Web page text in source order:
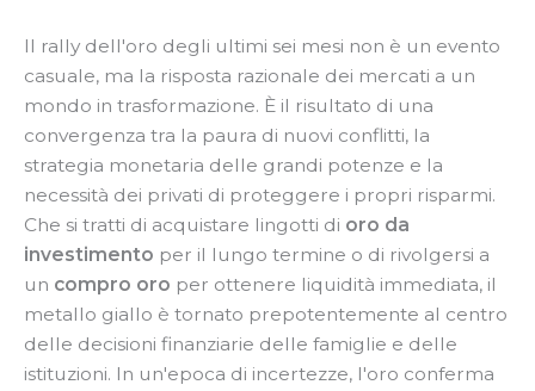
Il rally dell'oro degli ultimi sei mesi non è un evento
casuale, ma la risposta razionale dei mercati a un
mondo in trasformazione. È il risultato di una
convergenza tra la paura di nuovi conflitti, la
strategia monetaria delle grandi potenze e la
necessità dei privati di proteggere i propri risparmi.
Che si tratti di acquistare lingotti di oro da
investimento per il lungo termine o di rivolgersi a
un compro oro per ottenere liquidità immediata, il
metallo giallo è tornato prepotentemente al centro
delle decisioni finanziarie delle famiglie e delle
istituzioni. In un'epoca di incertezze, l'oro conferma